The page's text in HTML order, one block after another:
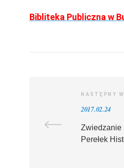
Bibliteka Publiczna w
NASTĘPNY
2017.02.24
Zwiedzanie
Perełek